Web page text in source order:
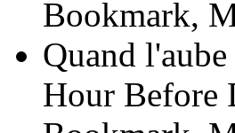
Bookmark,
Quand
Hour Before